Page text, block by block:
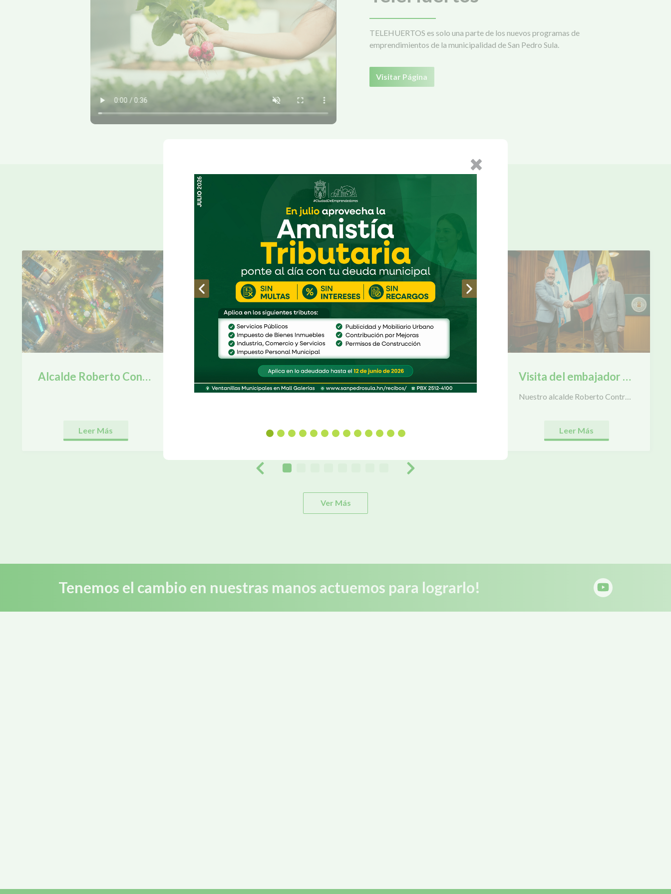
TELEHUERTOS es solo una parte de los nuevos programas de
emprendimientos de la municipalidad de San Pedro Sula.
Visitar Página
NOTICIAS DESTACADAS
¡LO MEJOR EN NOTICIAS RECIENTES LO PUEDES VER AQUÍ!
Alcalde Roberto Contreras inaugura proyecto de mejoramiento de infraestructura e iluminación del Monumento a la Madre.
Leer Más
Pavimentación de la colonia 2,000 Sector Cofradia avanza en un 75 %.
Leer Más Leer Más
Visita del embajador de Francia en Honduras
Nuestro alcalde Roberto Contreras recibió la visita del honorable embajador de Francia en Honduras, el señor Cédric Prieto, a quien compartió los avances en materia de salud, educación técnica y obras que contribuyen en el desarrollo de San Pedro Sula.
Leer Más
Ver Más
Tenemos el cambio en nuestras manos actuemos para lograrlo!